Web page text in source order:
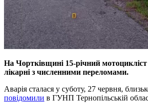
На Чортківщині 15-річний
лікарні з численними переломами.
Аварія сталася у суботу, 27 червня,
повідомили в ГУНП Тернопільській